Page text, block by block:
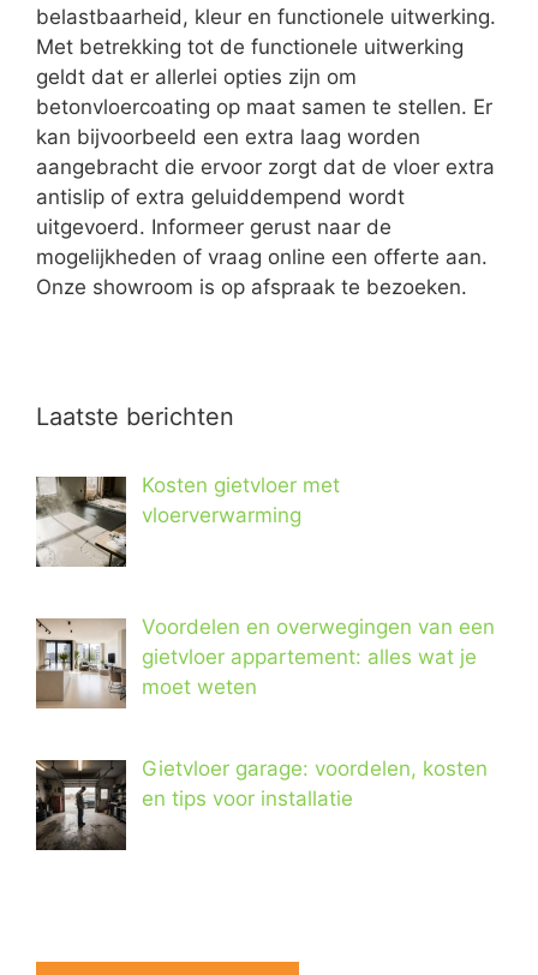
belastbaarheid, kleur en functionele uitwerking.
Met betrekking tot de functionele uitwerking
geldt dat er allerlei opties zijn om
betonvloercoating op maat samen te stellen. Er
kan bijvoorbeeld een extra laag worden
aangebracht die ervoor zorgt dat de vloer extra
antislip of extra geluiddempend wordt
uitgevoerd. Informeer gerust naar de
mogelijkheden of vraag online een offerte aan.
Onze showroom is op afspraak te bezoeken.
Laatste berichten
Kosten gietvloer met
vloerverwarming
Voordelen en overwegingen van een
gietvloer appartement: alles wat je
moet weten
Gietvloer garage: voordelen, kosten
en tips voor installatie